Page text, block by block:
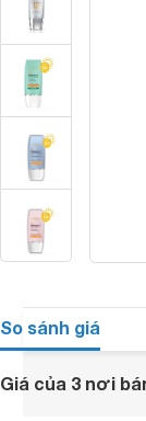
So sánh giá
Giá của 3 nơi